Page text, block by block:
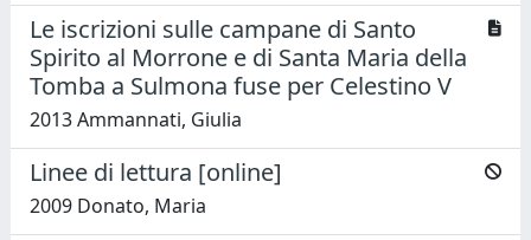
Le iscrizioni sulle campane di Santo
Spirito al Morrone e di Santa Maria della
Tomba a Sulmona fuse per Celestino V
2013 Ammannati, Giulia
Linee di lettura [online]
2009 Donato, Maria